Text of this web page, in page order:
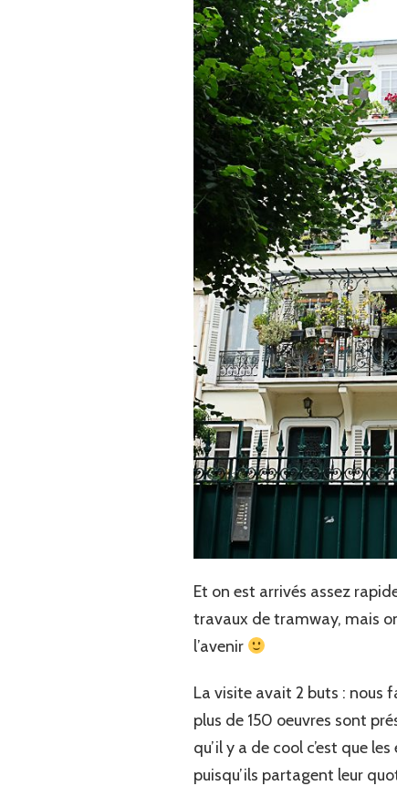
Et on est arrivés assez
travaux de tramway, mais
l’avenir
La visite avait 2 buts : nous
plus de 150 oeuvres sont
qu’il y a de cool c’est que
puisqu’ils partagent leur